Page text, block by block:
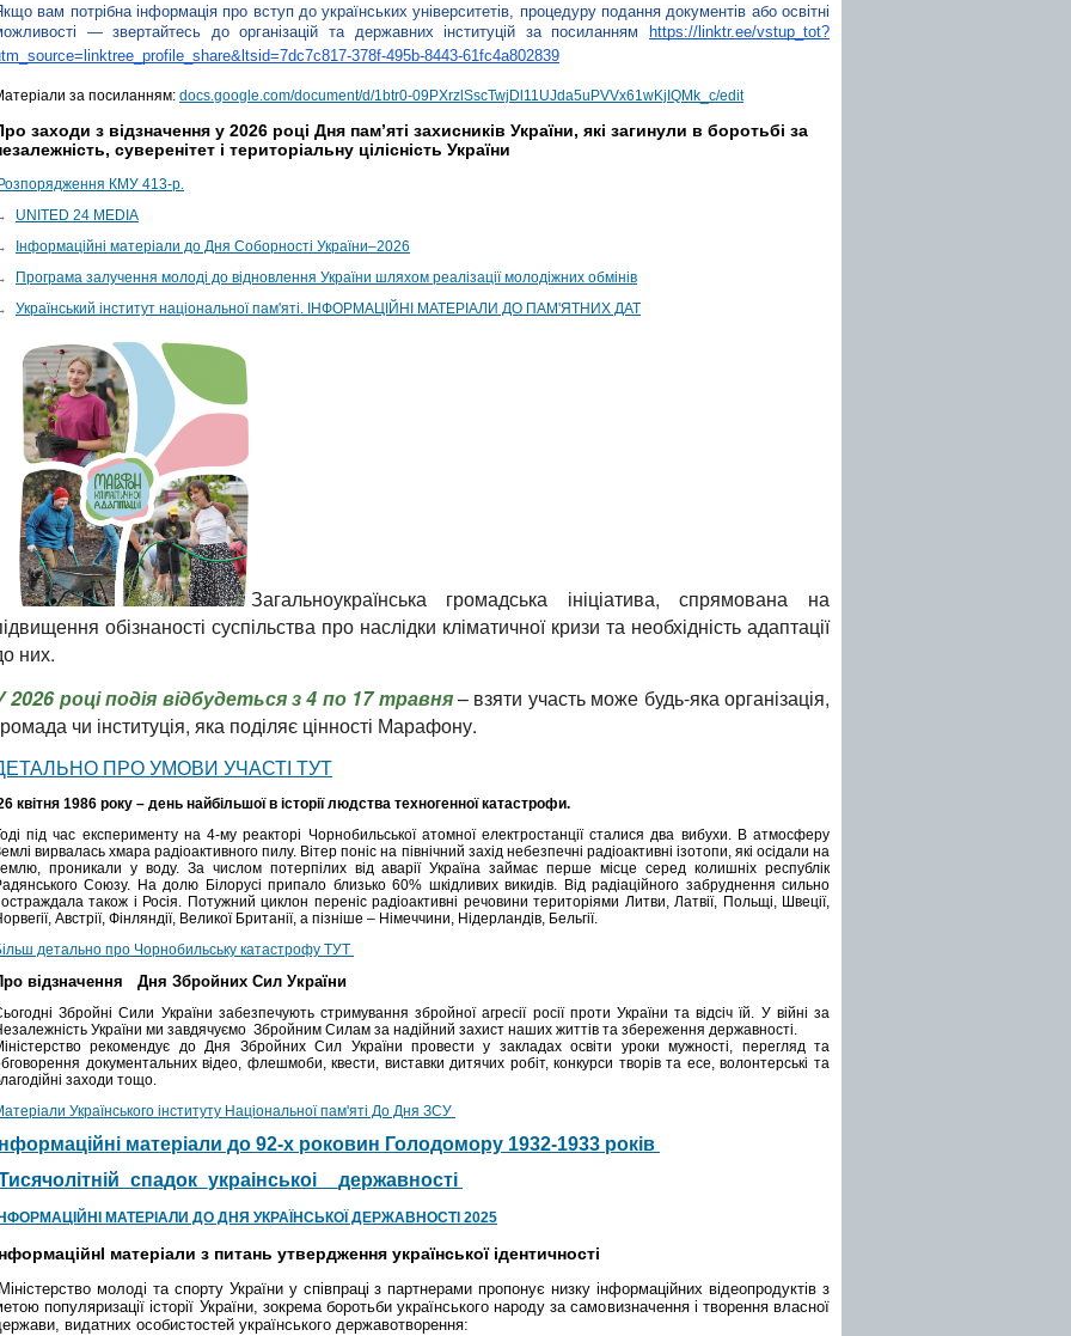
вам потрібна інформація про вступ до українських університетів, процедуру подання документів або освітні
— звертайтесь до організацій та державних інституцій за посиланням
https://linktr.ee/vstup_tot?
378f-495b-8443-61fc4a802839
за посиланням: docs.google.com/document/d/1btr0-09PXrzlSscTwjDl11UJda5uPVVx61wKjIQMk_c/edit
заходи з відзначення у 2026 році Дня пам’яті захисників України, які загинули в боротьбі за
суверенітет і територіальну цілісність України
КМУ 413-р.
UNITED 24 MEDIA
Інформаційні матеріали до Дня Соборності України–2026
Програма залучення молоді до відновлення України шляхом реалізації молодіжних обмінів
Український інститут національної пам'яті. ІНФОРМАЦІЙНІ МАТЕРІАЛИ ДО ПАМ'ЯТНИХ ДАТ
Загальноукраїнська громадська ініціатива, спрямована на
обізнаності суспільства про наслідки кліматичної кризи та необхідність адаптації
них.
2026 році подія відбудеться з 4 по 17 травня– взяти участь може будь-яка організація,
чи інституція, яка поділяє цінності Марафону.
ПРО УМОВИ УЧАСТІ ТУТ
квітня 1986 року – день найбільшої в історії людства техногенної катастрофи.
під час експерименту на 4-му реакторі Чорнобильської атомної електростанції сталися два вибухи. В атмосферу
вирвалась хмара радіоактивного пилу. Вітер поніс на північний захід небезпечні радіоактивні ізотопи, які осідали на
проникали у воду. За числом потерпілих від аварії Україна займає перше місце серед колишніх республік
Союзу. На долю Білорусі припало близько 60% шкідливих викидів. Від радіаційного забруднення сильно
також і Росія. Потужний циклон переніс радіоактивні речовини територіями Литви, Латвії, Польщі, Швеції,
Австрії, Фінляндії, Великої Британії, а пізніше – Німеччини, Нідерландів, Бельгії.
детально про Чорнобильську катастрофу ТУТ
відзначення Дня Збройних Сил України
Збройні Сили України забезпечують стримування збройної агресії росії проти України та відсіч їй. У війні за
України ми завдячуємо Збройним Силам за надійний захист наших життів та збереження державності.
рекомендує до Дня Збройних Сил України провести у закладах освіти уроки мужності, перегляд та
документальних відео, флешмоби, квести, виставки дитячих робіт, конкурси творів та есе, волонтерські та
заходи тощо.
Українського інституту Національної пам'яті До Дня ЗСУ
матеріали до 92-х роковин Голодомору 1932-1933 років
МАТЕРІАЛИ ДО ДНЯ УКРАЇНСЬКОЇ ДЕРЖАВНОСТІ 2025
матеріали з питань утвердження української ідентичності
молоді та спорту України у співпраці з партнерами пропонує низку інформаційних відеопродуктів з
популяризації історії України, зокрема боротьби українського народу за самовизначення і творення власної
видатних особистостей українського державотворення: